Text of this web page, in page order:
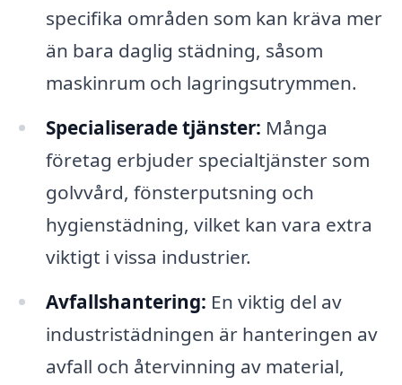
specifika områden som kan kräva mer
än bara daglig städning, såsom
maskinrum och lagringsutrymmen.
Specialiserade tjänster: Många
företag erbjuder specialtjänster som
golvvård, fönsterputsning och
hygienstädning, vilket kan vara extra
viktigt i vissa industrier.
Avfallshantering: En viktig del av
industristädningen är hanteringen av
avfall och återvinning av material,